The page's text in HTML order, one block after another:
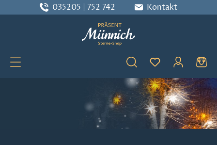
Zum Hauptinhalt springen
035205 | 752 742 Kontakt
Du hast 0